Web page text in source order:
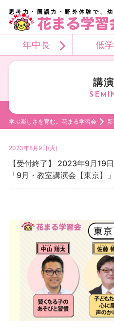
思考力・国語力・野外体験で、
年中長 低
講
学ぶ楽しさを育む。花まる学習会
2023年8月9日(火)
【受付終了】 2023年9月19
「9月・教室講演会【東京】